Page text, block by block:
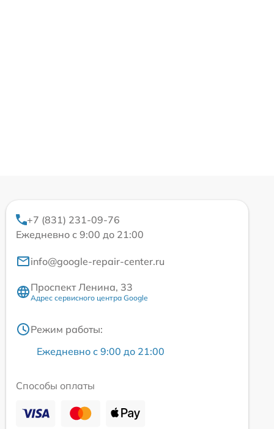
+7 (831) 231-09-76
Ежедневно с 9:00 до 21:00
info@google-repair-center.ru
Проспект Ленина, 33
Адрес сервисного центра Google
Режим работы:
Ежедневно с 9:00 до 21:00
Способы оплаты